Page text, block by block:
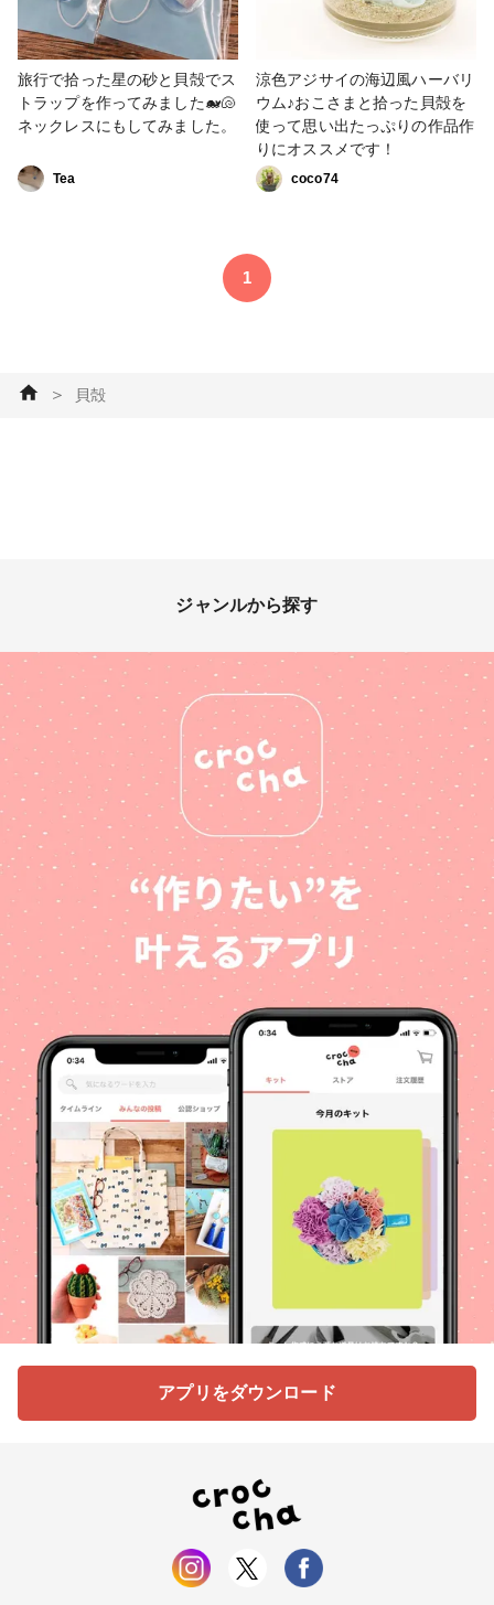
旅行で拾った星の砂と貝殻でス
トラップを作ってみました🐋🐚
ネックレスにもしてみました。
Tea
涼色アジサイの海辺風ハーバリ
ウム♪おこさまと拾った貝殻を
使って思い出たっぷりの作品作
りにオススメです！
coco74
1
＞ 貝殻
ジャンルから探す
アプリをダウンロード